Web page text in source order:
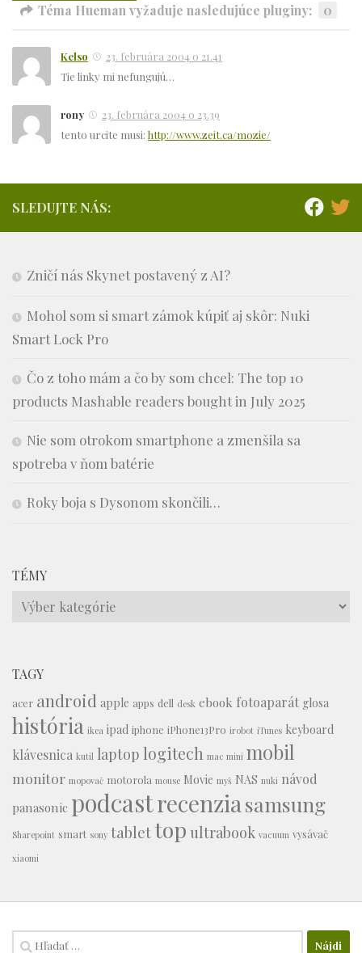
Téma Hueman vyžaduje nasledujúce pluginy:
0
Kelso
23. februára 2004 o 21.41
Tie linky mi nefungujú…
rony
23. februára 2004 o 23.39
tento urcite musi: http://www.zeit.ca/mozie/
SLEDUJTE NÁS:
Zničí nás Skynet postavený z AI?
Mohol som si smart zámok kúpiť aj skôr: Nuki
Smart Lock Pro
Čo z toho mám a čo by som chcel: The top 10
products Mashable readers bought in July 2025
Nie som otrokom smartphone a zmenšila sa
spotreba v ňom batérie
Roky boja s Dysonom skončili…
TÉMY
Témy
TAGY
acer android apple apps dell desk ebook fotoaparát glosa
história ikea ipad iphone iPhone13Pro irobot iTunes keyboard
klávesnica kutil laptop logitech mac mini mobil
monitor mopovač motorola mouse Movie myš NAS nuki návod
panasonic podcastrecenziasamsung
Sharepoint smart sony tablettop ultrabook vacuum vysávač
xiaomi
Hľadať: